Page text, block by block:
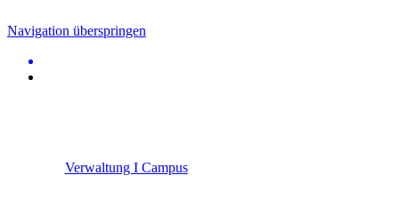
Navigation überspringen
Verwaltung I Campus